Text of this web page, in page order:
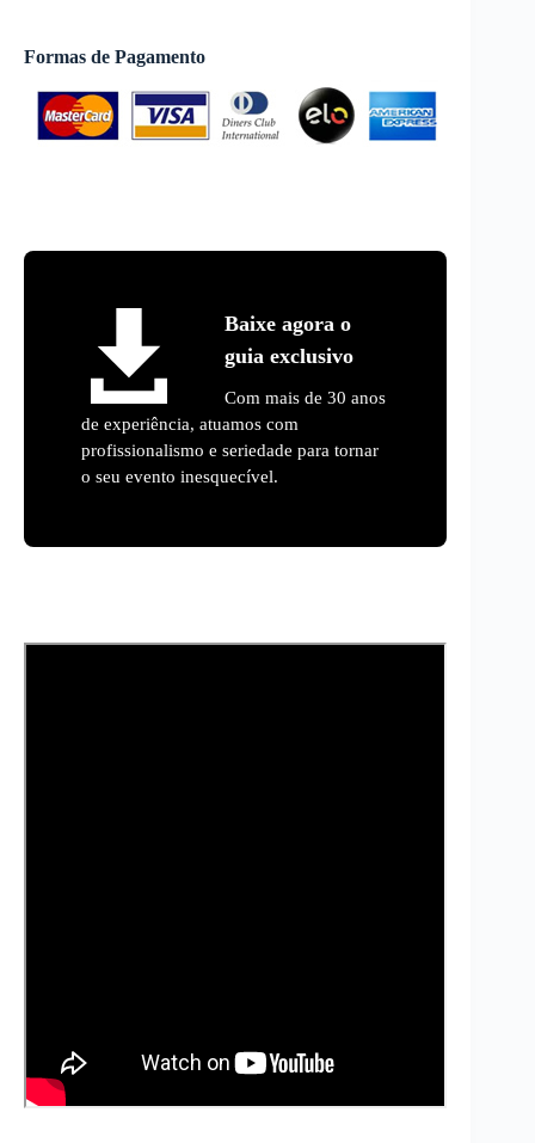
Formas de Pagamento
Baixe agora o
guia exclusivo
Com mais de 30 anos
de experiência, atuamos com
profissionalismo e seriedade para tornar
o seu evento inesquecível.